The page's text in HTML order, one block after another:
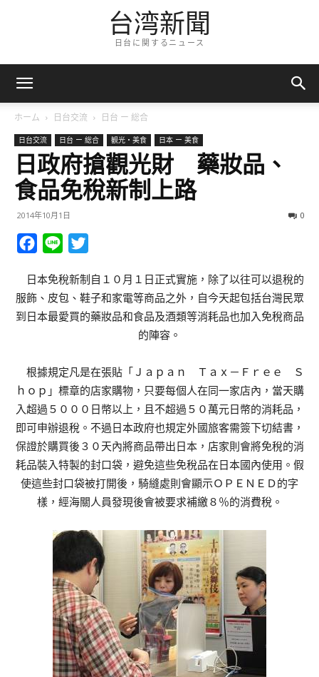
台湾新聞
日台に関するニュース
ホーム 日台交流 日台 ー 総合
日台交流 日台 ー 総合 観光・美食 日本 ー 美食
日政府搶觀光財 藥妝品、
食品免稅新制上路
2014年10月1日 0
Facebook
Line
日本免稅新制自１０月１日正式實施，除了以往可以退稅的
服飾、皮包、鞋子和家電等商品之外，自今天起包括台灣民眾
到日本最愛買的藥妝品和食品及酒類等消耗品也加入免稅商品
的陣容。
根據規定凡是在張貼「Ｊａｐａｎ Ｔａｘ－Ｆｒｅｅ Ｓ
ｈｏｐ」標章的店家購物，只要每個人在同一家店內，當天購
入超過５０００日幣以上，且不超過５０萬元日幣的消耗品，
即可申辦退稅。不過日本政府也規定外國旅客需簽下切結書，
保證於購買後３０天內將商品帶出日本，店家則會將免稅的消
耗品裝入特製的封口袋，避免這些免稅品在日本國內使用。假
使這些封口袋被打開後，騎縫處則會顯示ＯＰＥＮＥＤ的字
樣，經海關人員發現後會被要求補繳８％的消費稅。